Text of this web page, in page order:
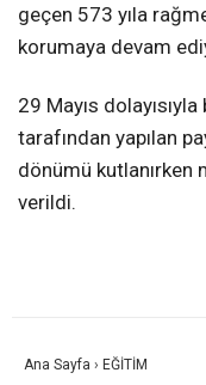
geçen 573 yıla
korumaya devam
29 Mayıs
tarafından yapılan
dönümü kutlanırken
verildi.
Ana Sayfa › EĞİTİM